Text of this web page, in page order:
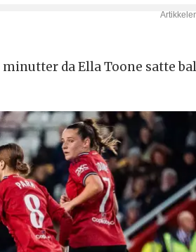
da Ella Toone satte